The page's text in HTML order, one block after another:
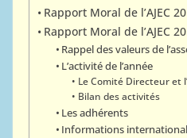
Rapport Moral de l’AJEC
Rapport Moral de l’AJEC
Rappel des valeurs de
L’activité de l’année
Le Comité Directeur et
Bilan des activités
Les adhérents
Informations